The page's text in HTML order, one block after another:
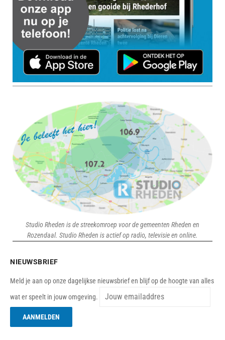
Studio Rheden is de streekomroep voor de gemeenten Rheden en
Rozendaal. Studio Rheden is actief op radio, televisie en online.
NIEUWSBRIEF
Meld je aan op onze dagelijkse nieuwsbrief en blijf op de hoogte van alles
wat er speelt in jouw omgeving.